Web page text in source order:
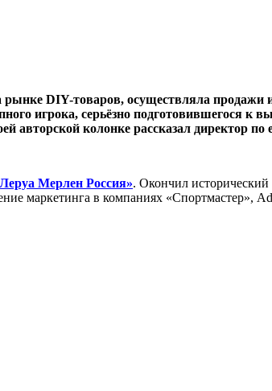
DIY-товаров, осуществляла продажи
игрока, серьёзно подготовившегося
авторской колонке рассказал директор
Мерлен Россия». Окончил
маркетинга в компаниях «Спортмастер»,